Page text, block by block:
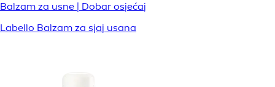
Balzam za usne | Dobar osjećaj
Labello Balzam za sjaj usana